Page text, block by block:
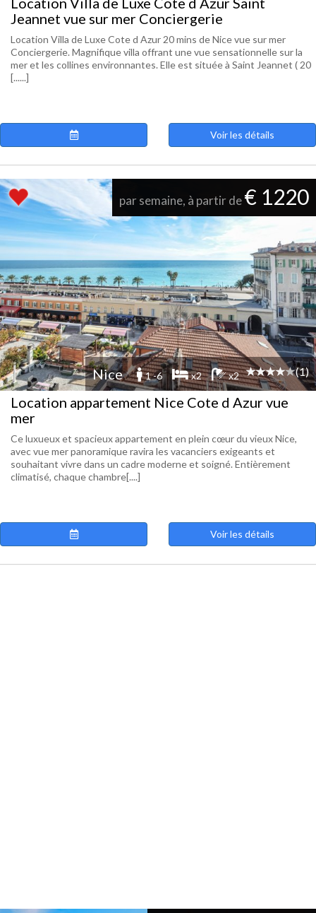
Jeannet vue sur mer Conciergerie
Location Villa de Luxe Cote d Azur 20 mins de Nice vue sur mer
Conciergerie. Magnifique villa offrant une vue sensationnelle sur la
mer et les collines environnantes. Elle est située à Saint Jeannet ( 20
[......]
Voir les détails
par semaine, à partir de€ 1220
Nice 1 -6 x2 x2 (1)
Location appartement Nice Cote d Azur vue
mer
Ce luxueux et spacieux appartement en plein cœur du vieux Nice,
avec vue mer panoramique ravira les vacanciers exigeants et
souhaitant vivre dans un cadre moderne et soigné. Entièrement
climatisé, chaque chambre[....]
Voir les détails